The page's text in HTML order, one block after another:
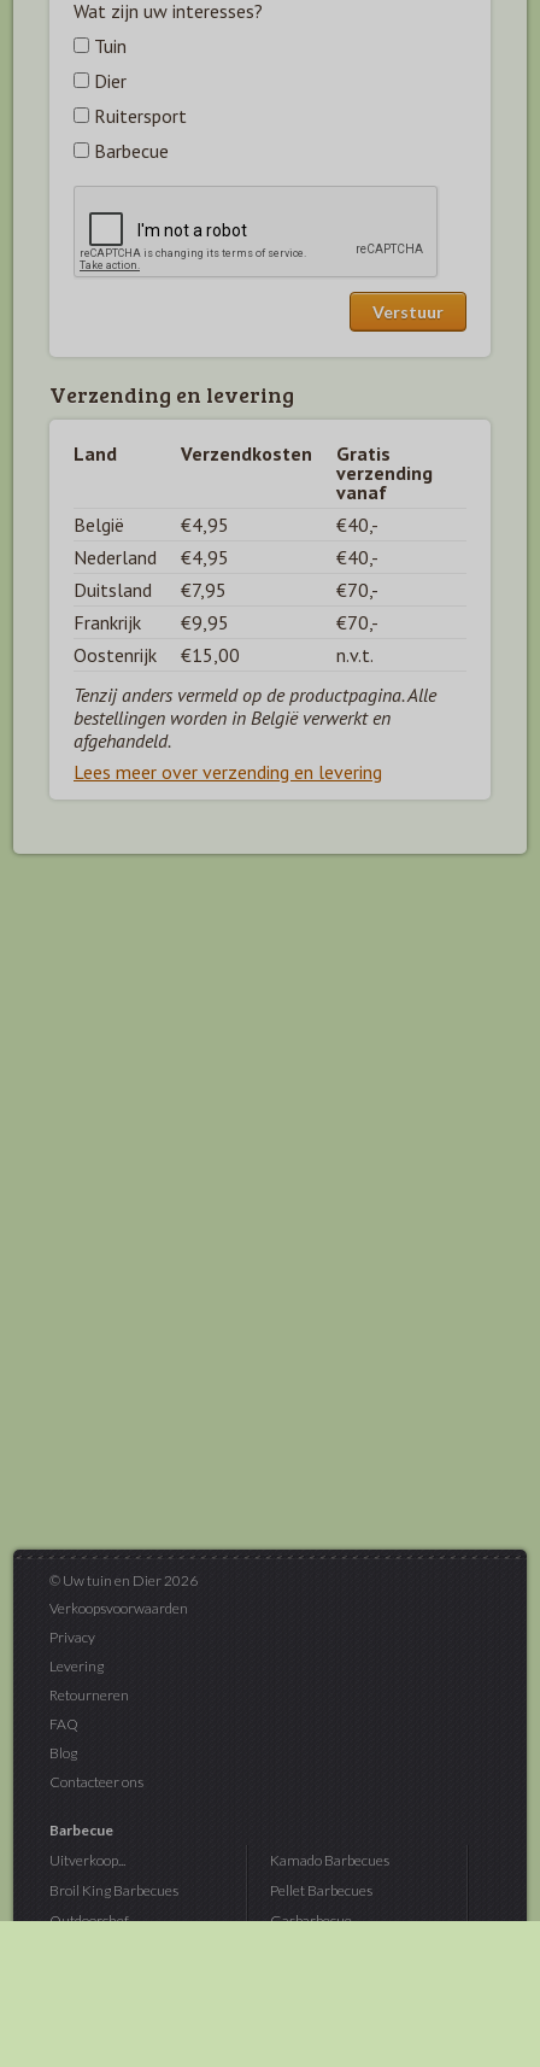
Wat zijn uw interesses?
Tuin
Dier
Ruitersport
Barbecue
Verzending en levering
Land Verzendkosten
Gratis
verzending
vanaf
België
€4,95
€40,-
Nederland
€4,95
€40,-
Duitsland
€7,95
€70,-
Frankrijk
€9,95
€70,-
Oostenrijk
€15,00
n.v.t.
Tenzij anders vermeld op de productpagina. Alle
bestellingen worden in België verwerkt en
afgehandeld.
Lees meer over verzending en levering
© Uw tuin en Dier 2026
Verkoopsvoorwaarden
Privacy
Levering
Retourneren
FAQ
Blog
Contacteer ons
Barbecue
Uitverkoop...
Broil King Barbecues
Outdoorchef...
Kamado Barbecues
Pellet Barbecues
Gasbarbecue